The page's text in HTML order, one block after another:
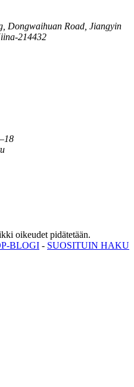
Dongwaihuan Road, Jiangyin
214432
oikeudet pidätetään.
BLOGI - SUOSITUIN HAKU